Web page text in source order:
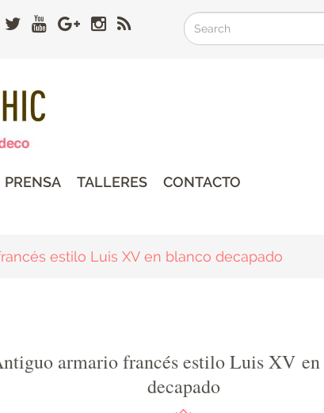
Search
Search
PRENSA TALLERES CONTACTO
estilo Luis XV en blanco decapado
armario francés estilo Luis XV
decapado